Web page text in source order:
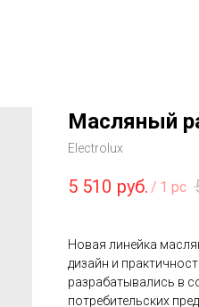
Масляный
Electrolux
5 510 руб. / 1 pc
Новая линейка
дизайн и
разрабатывались в
потребительских